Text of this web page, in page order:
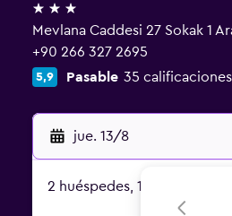
en la app
3 estrellas
Mevlana Caddesi 27 Sokak 1
+90 266 327 2695
5,9 Pasable 35
jue. 13/8
2 huéspedes, 1 habitación